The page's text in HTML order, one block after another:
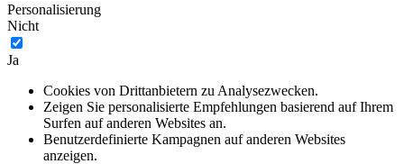
Personalisierung
Nicht
Ja
Cookies von Drittanbietern zu Analysezwecken.
Zeigen Sie personalisierte Empfehlungen basierend auf Ihrem
Surfen auf anderen Websites an.
Benutzerdefinierte Kampagnen auf anderen Websites
anzeigen.